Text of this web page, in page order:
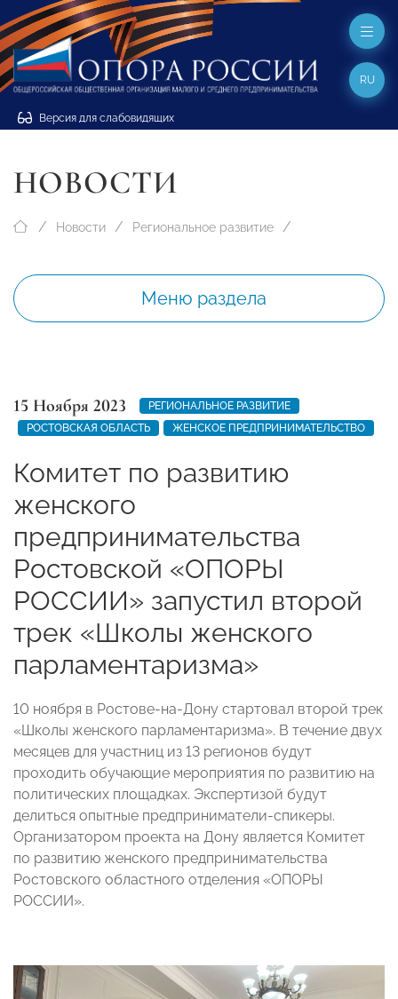
Версия для слабовидящих
RU
НОВОСТИ
Новости Региональное развитие
Меню раздела
15 Ноября 2023
РЕГИОНАЛЬНОЕ РАЗВИТИЕ
РОСТОВСКАЯ ОБЛАСТЬ
ЖЕНСКОЕ ПРЕДПРИНИМАТЕЛЬСТВО
Комитет по развитию
женского
предпринимательства
Ростовской «ОПОРЫ
РОССИИ» запустил второй
трек «Школы женского
парламентаризма»
10 ноября в Ростове-на-Дону стартовал второй трек
«Школы женского парламентаризма». В течение двух
месяцев для участниц из 13 регионов будут
проходить обучающие мероприятия по развитию на
политических площадках. Экспертизой будут
делиться опытные предприниматели-спикеры.
Организатором проекта на Дону является Комитет
по развитию женского предпринимательства
Ростовского областного отделения «ОПОРЫ
РОССИИ».